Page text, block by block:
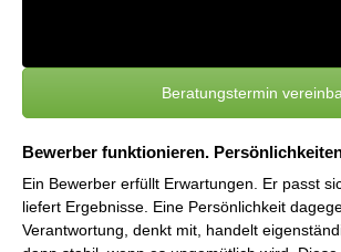
Beratungstermin
Bewerber funktionieren.
Ein Bewerber erfüllt Erwartungen. Er passt
liefert Ergebnisse. Eine Persönlichkeit
Verantwortung, denkt mit, handelt